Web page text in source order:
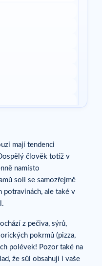
mají tendenci
člověk totiž v
namísto
soli se samozřejmě
potravinách, ale také v
z pečiva, sýrů,
pokrmů (pizza,
polévek! Pozor také na
že sůl obsahují i vaše